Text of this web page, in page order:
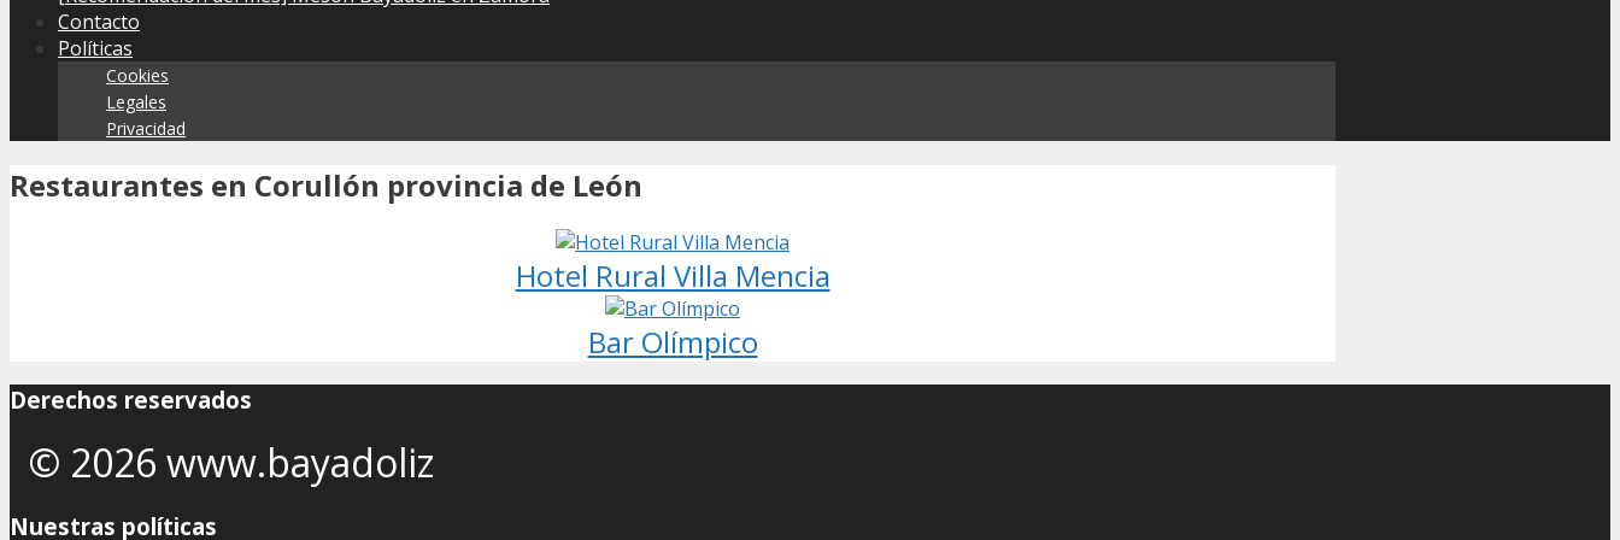
Contacto
Políticas
Cookies
Legales
Privacidad
Restaurantes en Corullón provincia de León
Hotel Rural Villa Mencia
Bar Olímpico
Derechos reservados
© 2026 www.bayadoliz
Nuestras políticas